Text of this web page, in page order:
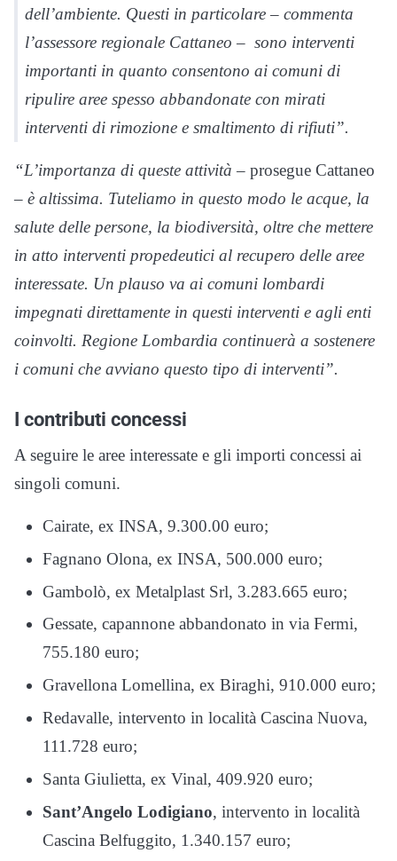
dell’ambiente. Questi in particolare – commenta
l’assessore regionale Cattaneo – sono interventi
importanti in quanto consentono ai comuni di
ripulire aree spesso abbandonate con mirati
interventi di rimozione e smaltimento di rifiuti”.
“L’importanza di queste attività – prosegue Cattaneo
– è altissima. Tuteliamo in questo modo le acque, la
salute delle persone, la biodiversità, oltre che mettere
in atto interventi propedeutici al recupero delle aree
interessate. Un plauso va ai comuni lombardi
impegnati direttamente in questi interventi e agli enti
coinvolti. Regione Lombardia continuerà a sostenere
i comuni che avviano questo tipo di interventi”.
I contributi concessi
A seguire le aree interessate e gli importi concessi ai
singoli comuni.
Cairate, ex INSA, 9.300.00 euro;
Fagnano Olona, ex INSA, 500.000 euro;
Gambolò, ex Metalplast Srl, 3.283.665 euro;
Gessate, capannone abbandonato in via Fermi,
755.180 euro;
Gravellona Lomellina, ex Biraghi, 910.000 euro;
Redavalle, intervento in località Cascina Nuova,
111.728 euro;
Santa Giulietta, ex Vinal, 409.920 euro;
Sant’Angelo Lodigiano, intervento in località
Cascina Belfuggito, 1.340.157 euro;